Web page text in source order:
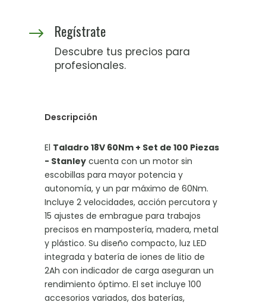
$ Regístrate
Descubre tus precios para
profesionales.
Descripción
El Taladro 18V 60Nm + Set de 100 Piezas
- Stanleycuenta con un motor sin
escobillas para mayor potencia y
autonomía, y un par máximo de 60Nm.
Incluye 2 velocidades, acción percutora y
15 ajustes de embrague para trabajos
precisos en mampostería, madera, metal
y plástico. Su diseño compacto, luz LED
integrada y batería de iones de litio de
2Ah con indicador de carga aseguran un
rendimiento óptimo. El set incluye 100
accesorios variados, dos baterías,